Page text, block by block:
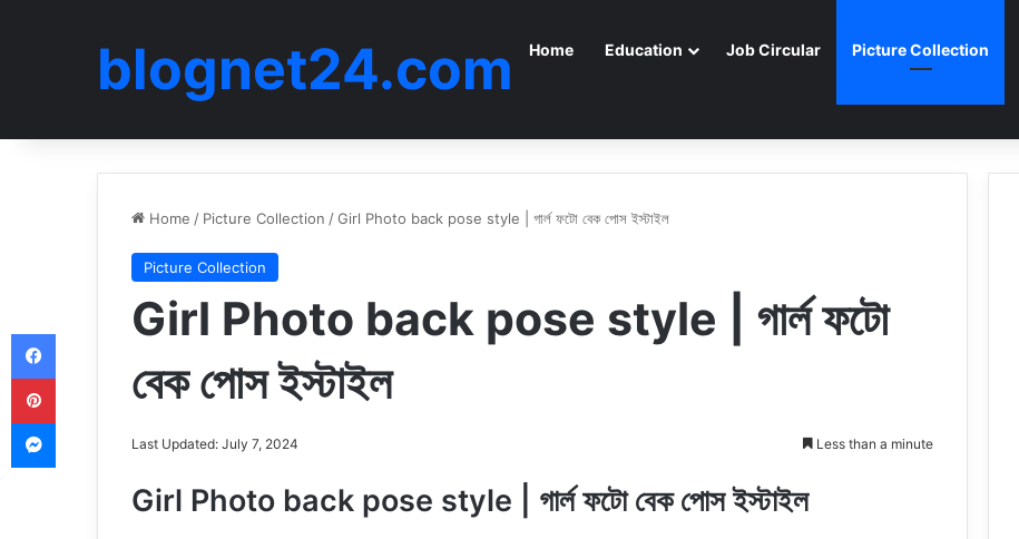
blognet24.com Home Education Job Circular Picture Collection
Home / Picture Collection /Girl Photo back pose style | গার্ল ফটো বেক পোস ইস্টাইল
Picture Collection
Girl Photo back pose style | গার্ল ফটো
বেক পোস ইস্টাইল
Last Updated: July 7, 2024 Less than a minute
Girl Photo back pose style | গার্ল ফটো বেক পোস ইস্টাইল
Facebook
Pinterest
Messenger